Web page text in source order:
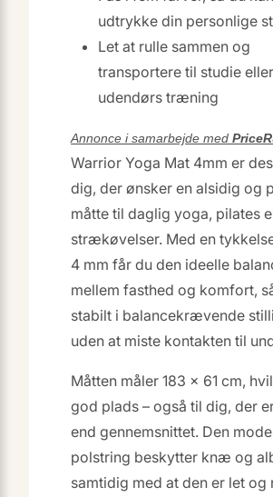
udtrykke din personlige
Let at rulle sammen og
transportere til studie eller
udendørs træning
Annonce i samarbejde med
Warrior Yoga Mat 4mm er
dig, der ønsker en alsidig og
måtte til daglig yoga, pilates
strækøvelser. Med en
4 mm får du den ideelle
mellem fasthed og komfort,
stabilt i balancekrævende
uden at miste kontakten til
Måtten måler 183 × 61 cm,
god plads – også til dig, der
end gennemsnittet. Den
polstring beskytter knæ og
samtidig med at den er let og